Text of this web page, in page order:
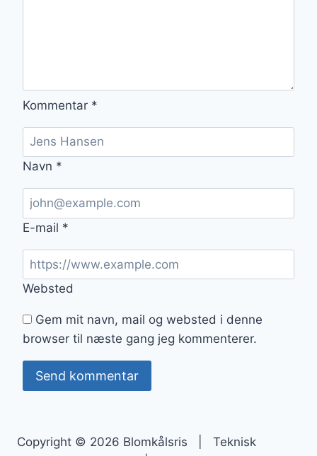
Kommentar *
Navn *
E-mail *
Websted
Gem mit navn, mail og websted i denne
browser til næste gang jeg kommenterer.
Copyright © 2026 Blomkålsris | Teknisk